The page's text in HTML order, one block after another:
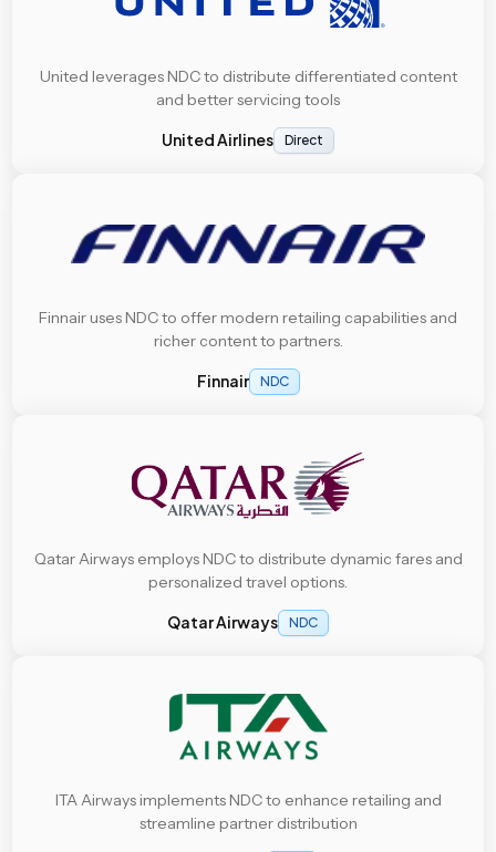
United leverages NDC to distribute differentiated content
and better servicing tools
United Airlines Direct
Finnair uses NDC to offer modern retailing capabilities and
richer content to partners.
Finnair NDC
Qatar Airways employs NDC to distribute dynamic fares and
personalized travel options.
Qatar Airways NDC
ITA Airways implements NDC to enhance retailing and
streamline partner distribution